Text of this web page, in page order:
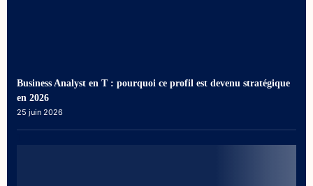
Business Analyst en T : pourquoi ce profil est devenu stratégique
en 2026
25 juin 2026